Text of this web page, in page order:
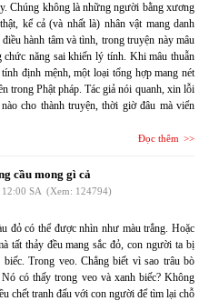
Chúng không là những người bằng xương
kể cả (và nhất là) nhân vật mang danh
hành tâm và tình, trong truyện này mâu
chức năng sai khiến lý tính. Khi mâu thuẫn
định mệnh, một loại tổng hợp mang nét
trong Phật pháp. Tác giả nói quanh, xin lỗi
cho thành truyện, thời giờ đâu mà viển
Đọc thêm
cầu mong gì cả
12:00 SA (Xem: 124794)
đỏ có thể được nhìn như màu trắng. Hoặc
tất thảy đều mang sắc đỏ, con người ta bị
Trong veo. Chẳng biết vì sao trâu bò
có thấy trong veo và xanh biếc? Không
chết tranh đấu với con người để tìm lại chỗ